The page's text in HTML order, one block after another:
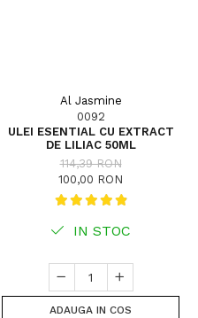
Al Jasmine
0092
ULEI ESENTIAL CU EXTRACT
DE LILIAC 50ML
114,39 RON
100,00 RON
IN STOC
ADAUGA IN COS